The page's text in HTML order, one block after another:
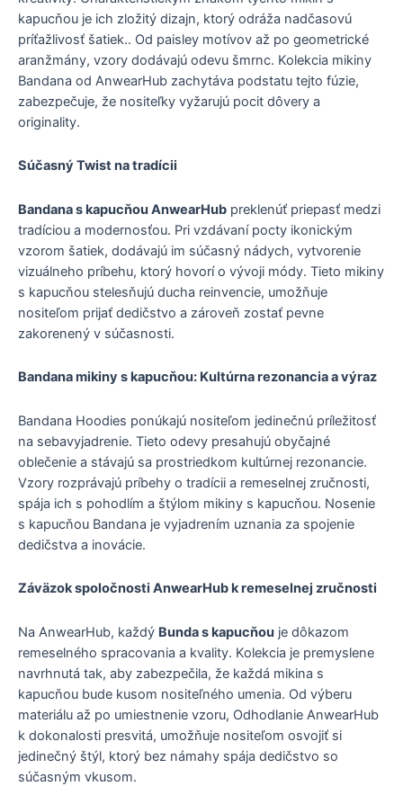
kapucňou je ich zložitý dizajn, ktorý odráža nadčasovú
príťažlivosť šatiek.. Od paisley motívov až po geometrické
aranžmány, vzory dodávajú odevu šmrnc. Kolekcia mikiny
Bandana od AnwearHub zachytáva podstatu tejto fúzie,
zabezpečuje, že nositeľky vyžarujú pocit dôvery a
originality.
Súčasný Twist na tradícii
Bandana s kapucňou AnwearHub preklenúť priepasť medzi
tradíciou a modernosťou. Pri vzdávaní pocty ikonickým
vzorom šatiek, dodávajú im súčasný nádych, vytvorenie
vizuálneho príbehu, ktorý hovorí o vývoji módy. Tieto mikiny
s kapucňou stelesňujú ducha reinvencie, umožňuje
nositeľom prijať dedičstvo a zároveň zostať pevne
zakorenený v súčasnosti.
Bandana mikiny s kapucňou: Kultúrna rezonancia a výraz
Bandana Hoodies ponúkajú nositeľom jedinečnú príležitosť
na sebavyjadrenie. Tieto odevy presahujú obyčajné
oblečenie a stávajú sa prostriedkom kultúrnej rezonancie.
Vzory rozprávajú príbehy o tradícii a remeselnej zručnosti,
spája ich s pohodlím a štýlom mikiny s kapucňou. Nosenie
s kapucňou Bandana je vyjadrením uznania za spojenie
dedičstva a inovácie.
Záväzok spoločnosti AnwearHub k remeselnej zručnosti
Na AnwearHub, každý Bunda s kapucňou je dôkazom
remeselného spracovania a kvality. Kolekcia je premyslene
navrhnutá tak, aby zabezpečila, že každá mikina s
kapucňou bude kusom nositeľného umenia. Od výberu
materiálu až po umiestnenie vzoru, Odhodlanie AnwearHub
k dokonalosti presvitá, umožňuje nositeľom osvojiť si
jedinečný štýl, ktorý bez námahy spája dedičstvo so
súčasným vkusom.